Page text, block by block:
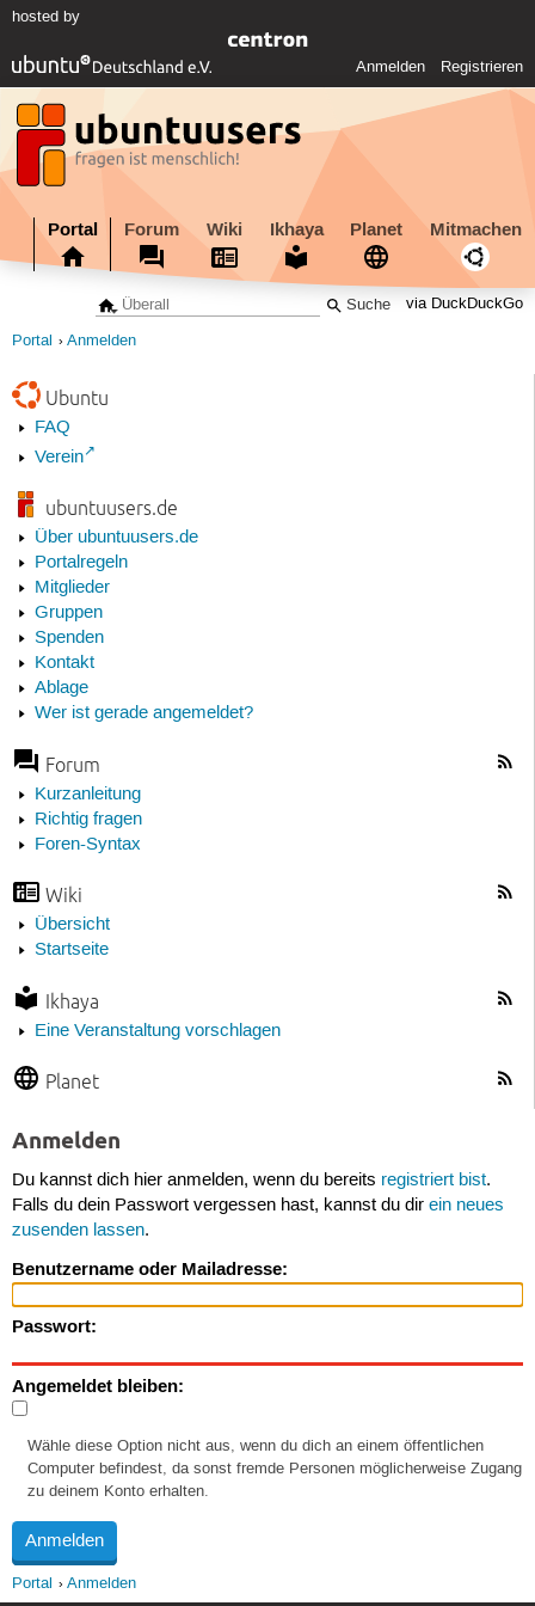
hosted by
Anmelden Registrieren
Portal Forum Wiki Ikhaya Planet Mitmachen
via DuckDuckGo
Portal Anmelden
Ubuntu
FAQ
Verein
ubuntuusers.de
Über ubuntuusers.de
Portalregeln
Mitglieder
Gruppen
Spenden
Kontakt
Ablage
Wer ist gerade angemeldet?
Forum
Kurzanleitung
Richtig fragen
Foren-Syntax
Wiki
Übersicht
Startseite
Ikhaya
Eine Veranstaltung vorschlagen
Planet
Anmelden
Du kannst dich hier anmelden, wenn du bereits registriert bist.
Falls du dein Passwort vergessen hast, kannst du dir ein neues
zusenden lassen.
Benutzername oder Mailadresse:
Passwort:
Angemeldet bleiben:
Wähle diese Option nicht aus, wenn du dich an einem öffentlichen
Computer befindest, da sonst fremde Personen möglicherweise Zugang
zu deinem Konto erhalten.
Portal Anmelden